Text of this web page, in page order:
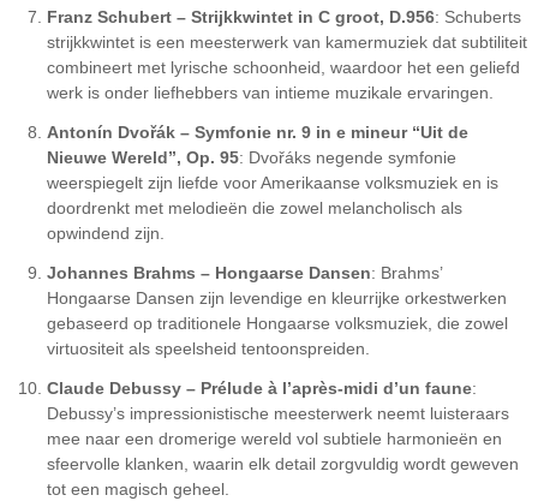
Franz Schubert – Strijkkwintet in C groot, D.956: Schuberts
strijkkwintet is een meesterwerk van kamermuziek dat subtiliteit
combineert met lyrische schoonheid, waardoor het een geliefd
werk is onder liefhebbers van intieme muzikale ervaringen.
Antonín Dvořák – Symfonie nr. 9 in e mineur “Uit de
Nieuwe Wereld”, Op. 95: Dvořáks negende symfonie
weerspiegelt zijn liefde voor Amerikaanse volksmuziek en is
doordrenkt met melodieën die zowel melancholisch als
opwindend zijn.
Johannes Brahms – Hongaarse Dansen: Brahms’
Hongaarse Dansen zijn levendige en kleurrijke orkestwerken
gebaseerd op traditionele Hongaarse volksmuziek, die zowel
virtuositeit als speelsheid tentoonspreiden.
Claude Debussy – Prélude à l’après-midi d’un faune:
Debussy’s impressionistische meesterwerk neemt luisteraars
mee naar een dromerige wereld vol subtiele harmonieën en
sfeervolle klanken, waarin elk detail zorgvuldig wordt geweven
tot een magisch geheel.